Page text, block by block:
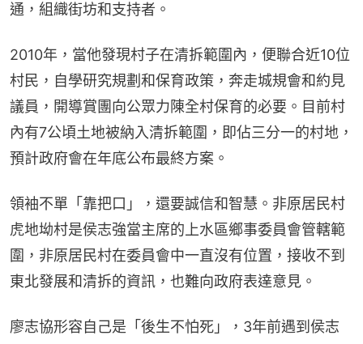
通，組織街坊和支持者。
2010年，當他發現村子在清拆範圍內，便聯合近10位
村民，自學研究規劃和保育政策，奔走城規會和約見
議員，開導賞團向公眾力陳全村保育的必要。目前村
內有7公頃土地被納入清拆範圍，即佔三分一的村地，
預計政府會在年底公布最終方案。
領袖不單「靠把口」，還要誠信和智慧。非原居民村
虎地坳村是侯志強當主席的上水區鄉事委員會管轄範
圍，非原居民村在委員會中一直沒有位置，接收不到
東北發展和清拆的資訊，也難向政府表達意見。
廖志協形容自己是「後生不怕死」，3年前遇到侯志